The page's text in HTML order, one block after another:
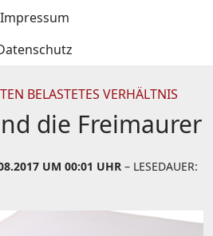
Impressum
BELASTETES VERHÄLTNIS
die Freimaurer
UM 00:01 UHR – LESEDAUER: